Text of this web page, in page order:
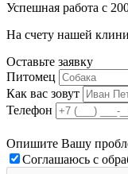
Успешная работа с
На счету нашей
Оставьте заявку
Питомец
Как вас зовут
Телефон
Опишите Вашу
Соглашаюсь с